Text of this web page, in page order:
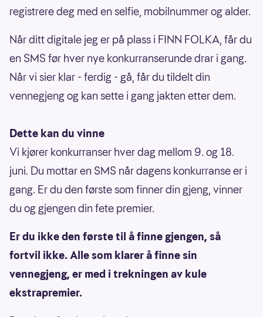
registrere deg med en selfie, mobilnummer og alder.
Når ditt digitale jeg er på plass i FINN FOLKA, får du
en SMS før hver nye konkurranserunde drar i gang.
Når vi sier klar - ferdig - gå, får du tildelt din
vennegjeng og kan sette i gang jakten etter dem.
Dette kan du vinne
Vi kjører konkurranser hver dag mellom 9. og 18.
juni. Du mottar en SMS når dagens konkurranse er i
gang. Er du den første som finner din gjeng, vinner
du og gjengen din fete premier.
Er du ikke den første til å finne gjengen, så
fortvil ikke. Alle som klarer å finne sin
vennegjeng, er med i trekningen av kule
ekstrapremier.